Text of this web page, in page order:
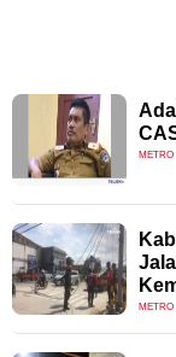
METRO
METRO